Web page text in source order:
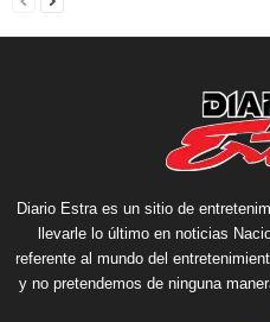
Diario Estra es un sitio de
llevarle lo último en noticias
referente al mundo del
y no pretendemos de ninguna